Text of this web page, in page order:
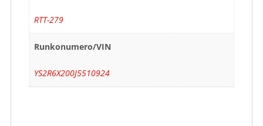
RTT-279
Runkonumero/VIN
YS2R6X200J5510924